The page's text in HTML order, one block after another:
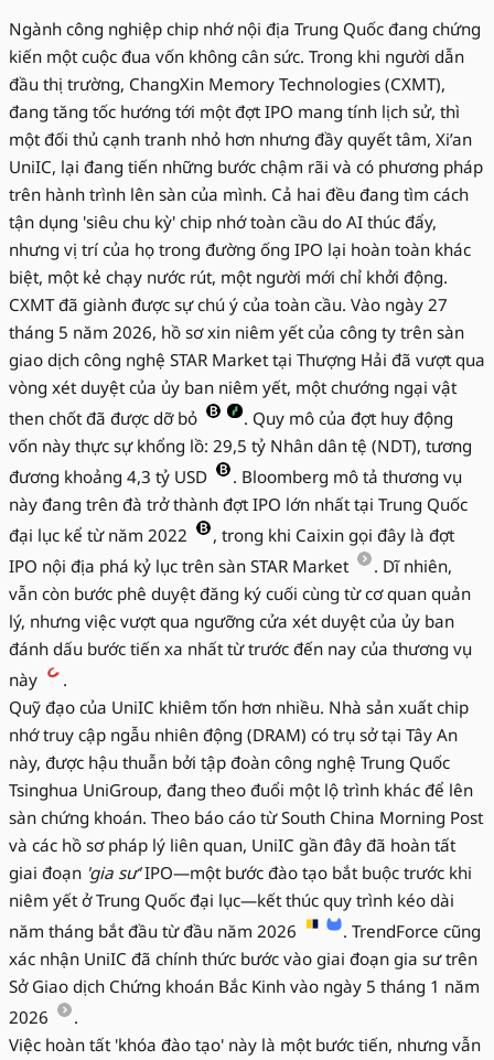
Ngành công nghiệp chip nhớ nội địa Trung Quốc đang chứng
kiến một cuộc đua vốn không cân sức. Trong khi người dẫn
đầu thị trường, ChangXin Memory Technologies (CXMT),
đang tăng tốc hướng tới một đợt IPO mang tính lịch sử, thì
một đối thủ cạnh tranh nhỏ hơn nhưng đầy quyết tâm, Xi’an
UniIC, lại đang tiến những bước chậm rãi và có phương pháp
trên hành trình lên sàn của mình. Cả hai đều đang tìm cách
tận dụng 'siêu chu kỳ' chip nhớ toàn cầu do AI thúc đẩy,
nhưng vị trí của họ trong đường ống IPO lại hoàn toàn khác
biệt, một kẻ chạy nước rút, một người mới chỉ khởi động.
CXMT đã giành được sự chú ý của toàn cầu. Vào ngày 27
tháng 5 năm 2026, hồ sơ xin niêm yết của công ty trên sàn
giao dịch công nghệ STAR Market tại Thượng Hải đã vượt qua
vòng xét duyệt của ủy ban niêm yết, một chướng ngại vật
then chốt đã được dỡ bỏ
. Quy mô của đợt huy động
vốn này thực sự khổng lồ: 29,5 tỷ Nhân dân tệ (NDT), tương
đương khoảng 4,3 tỷ USD
. Bloomberg mô tả thương vụ
này đang trên đà trở thành đợt IPO lớn nhất tại Trung Quốc
đại lục kể từ năm 2022
, trong khi Caixin gọi đây là đợt
IPO nội địa phá kỷ lục trên sàn STAR Market
. Dĩ nhiên,
vẫn còn bước phê duyệt đăng ký cuối cùng từ cơ quan quản
lý, nhưng việc vượt qua ngưỡng cửa xét duyệt của ủy ban
đánh dấu bước tiến xa nhất từ trước đến nay của thương vụ
này
.
Quỹ đạo của UniIC khiêm tốn hơn nhiều. Nhà sản xuất chip
nhớ truy cập ngẫu nhiên động (DRAM) có trụ sở tại Tây An
này, được hậu thuẫn bởi tập đoàn công nghệ Trung Quốc
Tsinghua UniGroup, đang theo đuổi một lộ trình khác để lên
sàn chứng khoán. Theo báo cáo từ South China Morning Post
và các hồ sơ pháp lý liên quan, UniIC gần đây đã hoàn tất
giai đoạn 'gia sư'IPO—một bước đào tạo bắt buộc trước khi
niêm yết ở Trung Quốc đại lục—kết thúc quy trình kéo dài
năm tháng bắt đầu từ đầu năm 2026
. TrendForce cũng
xác nhận UniIC đã chính thức bước vào giai đoạn gia sư trên
Sở Giao dịch Chứng khoán Bắc Kinh vào ngày 5 tháng 1 năm
2026
.
Việc hoàn tất 'khóa đào tạo' này là một bước tiến, nhưng vẫn